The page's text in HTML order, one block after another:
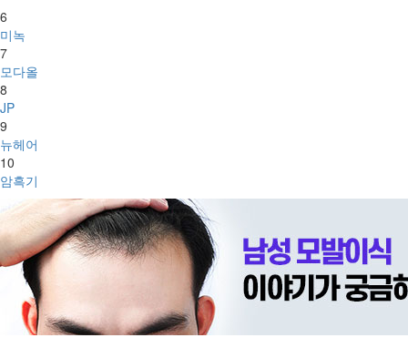
6
미녹
7
모다올
8
JP
9
뉴헤어
10
암흑기